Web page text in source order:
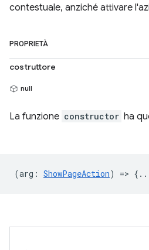
contestuale, anziché attivare
PROPRIETÀ
costruttore
null
La funzione constructor ha
(arg : ShowPageAction) =>